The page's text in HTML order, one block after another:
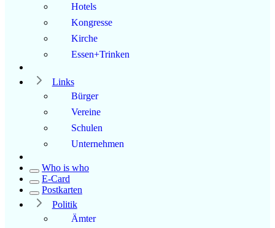
Hotels
Kongresse
Kirche
Essen+Trinken
Links
Bürger
Vereine
Schulen
Unternehmen
Who is who
E-Card
Postkarten
Politik
Ämter